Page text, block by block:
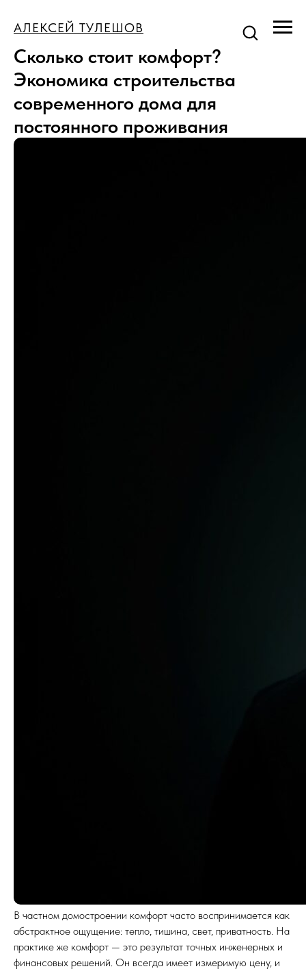
АЛЕКСЕЙ ТУЛЕШОВ
Сколько стоит комфорт?
Экономика строительства
современного дома для
постоянного проживания
В частном домостроении комфорт часто воспринимается как
абстрактное ощущение: тепло, тишина, свет, приватность. На
практике же комфорт — это результат точных инженерных и
финансовых решений. Он всегда имеет измеримую цену, и